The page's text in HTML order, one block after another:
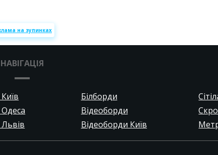
на зупинках
НАВІГАЦІЯ
Білборди
Відеоборди
Відеоборди Київ